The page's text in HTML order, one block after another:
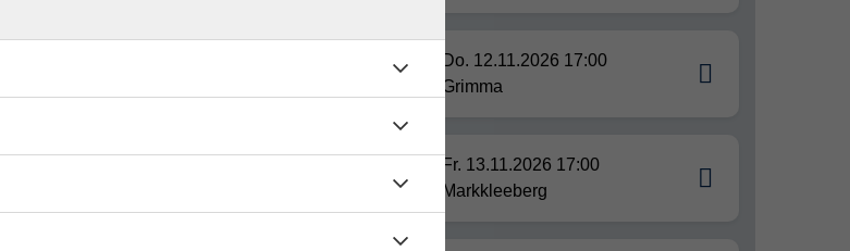
Seifen, Salbe und Tee - Geschenke der Natur
Do. 12.11.2026 17:00
Grimma
Fr. 13.11.2026 17:00
Markkleeberg